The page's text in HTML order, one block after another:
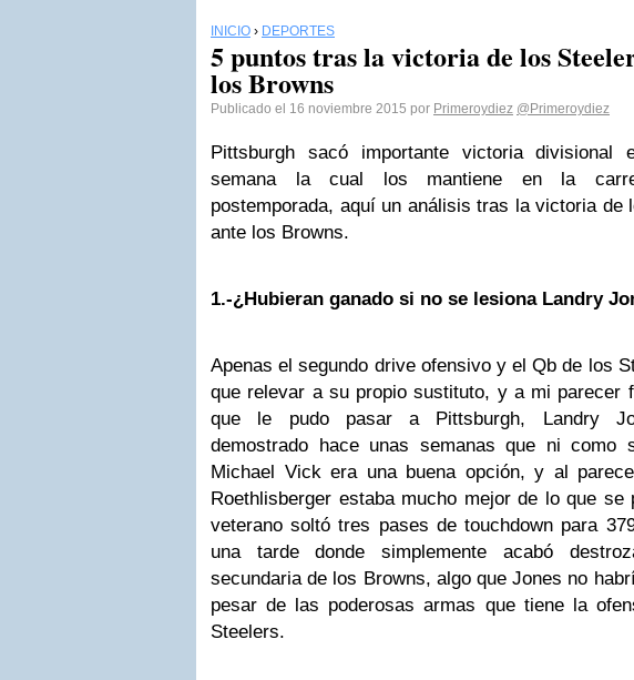
INICIO › DEPORTES
5 puntos tras la victoria de los
los Browns
Publicado el 16 noviembre 2015 por Primeroydiez @Primeroydiez
Pittsburgh sacó importante victoria divisional
semana la cual los mantiene en la
postemporada, aquí un análisis tras la victoria de
ante los Browns.
1.-¿Hubieran ganado si no se lesiona Landry
Apenas el segundo drive ofensivo y el Qb de los
que relevar a su propio sustituto, y a mi parecer
que le pudo pasar a Pittsburgh, Landry
demostrado hace unas semanas que ni como
Michael Vick era una buena opción, y al
Roethlisberger estaba mucho mejor de lo que se
veterano soltó tres pases de touchdown para
una tarde donde simplemente acabó
secundaria de los Browns, algo que Jones no
pesar de las poderosas armas que tiene la
Steelers.